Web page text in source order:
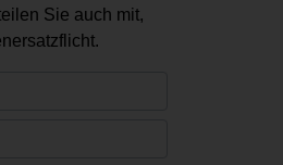
Sie auch mit,